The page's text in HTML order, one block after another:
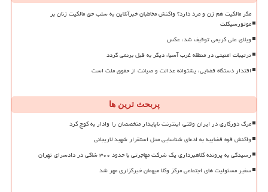
مگر مالکیت هم زن و مرد دارد؟ واکنش مخاطبان خبرآنلاین به سلب حق مالکیت زنان بر
موتورسیکلت
ویلای علی کریمی توقیف شد، عکس
ترتیبات امنیتی در منطقه غرب آسیا، دیگر به قبل برنمی گردد
اقتدار دستگاه قضایی، پشتوانه عدالت و صیانت از حقوق ملت است
پربحث ترین ها
مرگ دورکاری در ایران وقتی اینترنت ناپایدار متخصصان را وادار به کوچ کرد
واکنش قوه قضاییه به ادعای شناسایی محل استقرار شهید لاریجانی
رسیدگی به پرونده کلاهبرداری یک شرکت مهاجرتی با حدود ۳۰۰ شاکی در دادسرای تهران
سفیر مسئولیت های اجتماعی مرکز وکلا میهمان خبرگزاری مهر شد